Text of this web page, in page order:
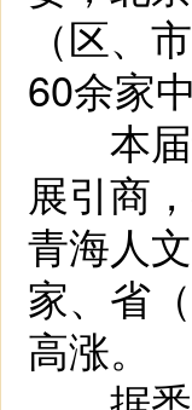
（区、
60余家
本届
展引商
青海人
家、省
高涨。